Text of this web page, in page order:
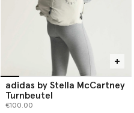
adidas by Stella McCartney
Turnbeutel
€100.00